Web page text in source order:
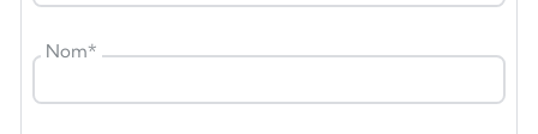
Nom*